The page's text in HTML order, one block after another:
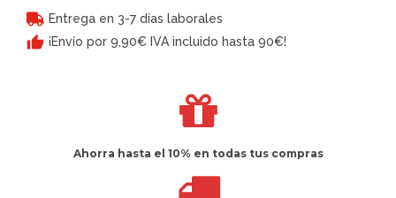
Entrega en 3-7 días laborales
¡Envío por 9,90€ IVA incluido hasta 90€!
Ahorra hasta el 10% en todas tus compras